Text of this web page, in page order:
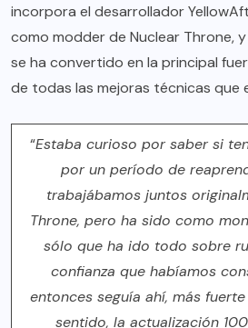
incorpora el desarrollador
como modder de Nuclear Throne,
se ha convertido en la principal
de todas las mejoras técnicas que
“Estaba curioso por saber si
por un período de
trabajábamos juntos
Throne, pero ha sido como
sólo que ha ido todo sobre
confianza que habíamos
entonces seguía ahí, más
sentido, la actualización